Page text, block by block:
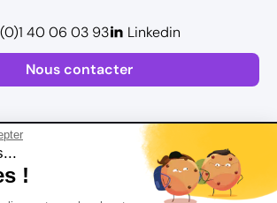
!
Nous contacter
40 06 03 93 Linkedin